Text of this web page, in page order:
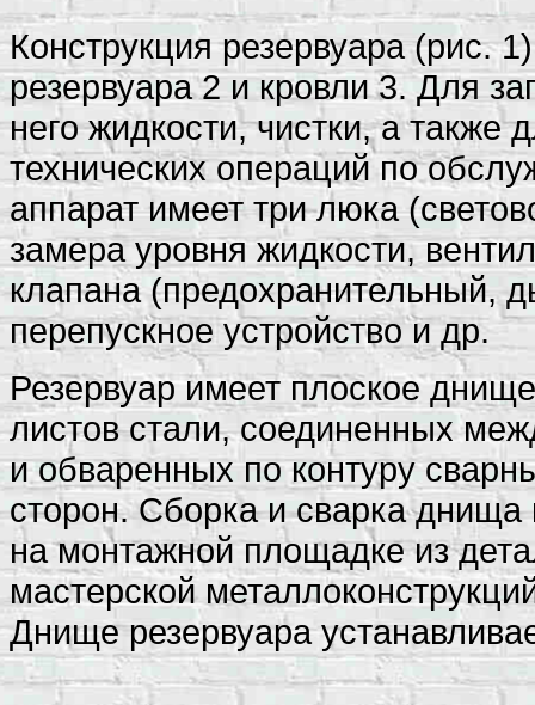
Конструкция резервуара (рис.
резервуара 2 и кровли 3. Для
него жидкости, чистки, а также
технических операций по
аппарат имеет три люка
замера уровня жидкости,
клапана (предохранительный,
перепускное устройство и др.
Резервуар имеет плоское
листов стали, соединенных
и обваренных по контуру
сторон. Сборка и сварка днища
на монтажной площадке из
мастерской
Днище резервуара